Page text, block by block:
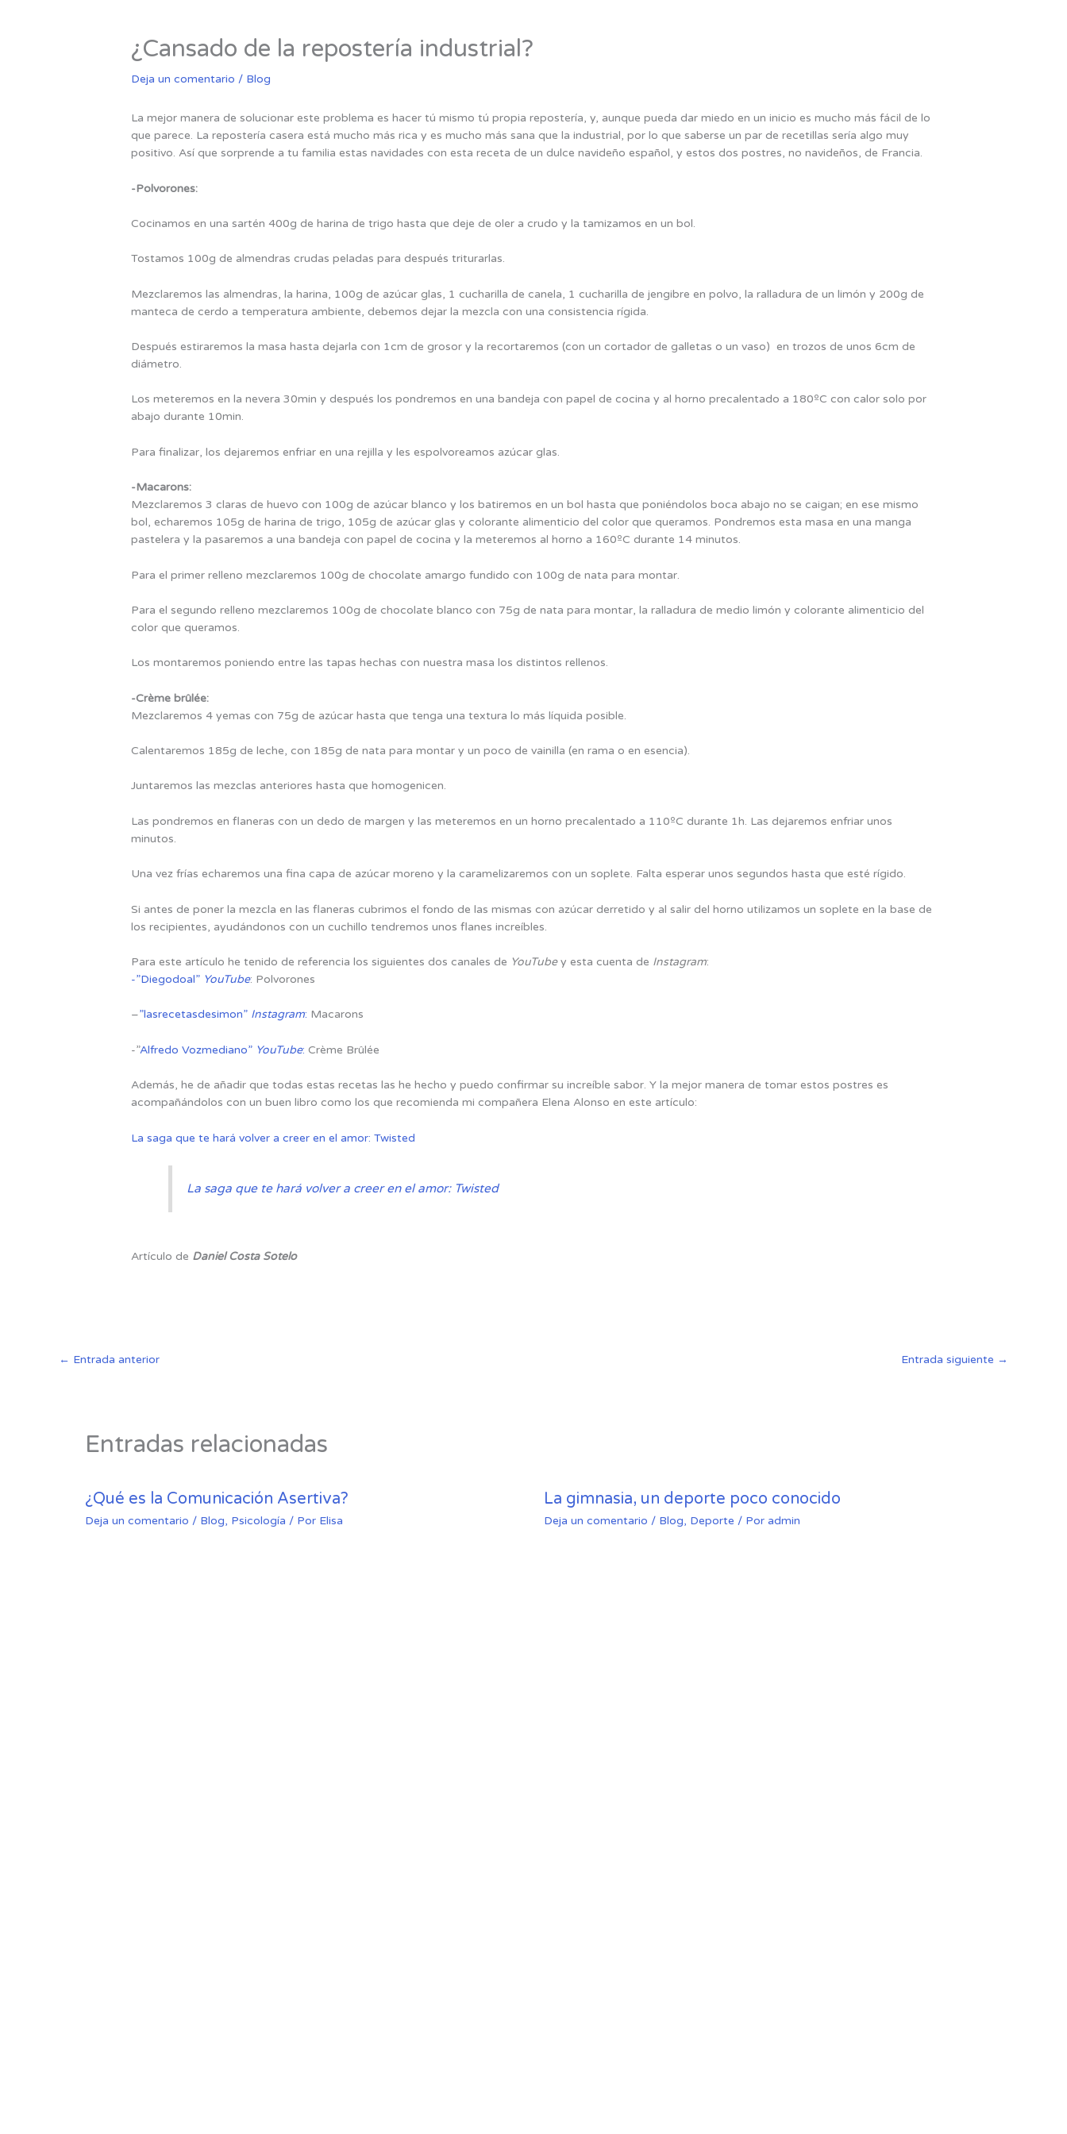
¿Cansado de la repostería industrial?
Deja un comentario / Blog
La mejor manera de solucionar este problema es hacer tú mismo tú propia repostería, y, aunque pueda dar miedo en un inicio es mucho más fácil de lo
que parece. La repostería casera está mucho más rica y es mucho más sana que la industrial, por lo que saberse un par de recetillas sería algo muy
positivo. Así que sorprende a tu familia estas navidades con esta receta de un dulce navideño español, y estos dos postres, no navideños, de Francia.
-Polvorones:
Cocinamos en una sartén 400g de harina de trigo hasta que deje de oler a crudo y la tamizamos en un bol.
Tostamos 100g de almendras crudas peladas para después triturarlas.
Mezclaremos las almendras, la harina, 100g de azúcar glas, 1 cucharilla de canela, 1 cucharilla de jengibre en polvo, la ralladura de un limón y 200g de
manteca de cerdo a temperatura ambiente, debemos dejar la mezcla con una consistencia rígida.
Después estiraremos la masa hasta dejarla con 1cm de grosor y la recortaremos (con un cortador de galletas o un vaso) en trozos de unos 6cm de
diámetro.
Los meteremos en la nevera 30min y después los pondremos en una bandeja con papel de cocina y al horno precalentado a 180ºC con calor solo por
abajo durante 10min.
Para finalizar, los dejaremos enfriar en una rejilla y les espolvoreamos azúcar glas.
-Macarons:
Mezclaremos 3 claras de huevo con 100g de azúcar blanco y los batiremos en un bol hasta que poniéndolos boca abajo no se caigan; en ese mismo
bol, echaremos 105g de harina de trigo, 105g de azúcar glas y colorante alimenticio del color que queramos. Pondremos esta masa en una manga
pastelera y la pasaremos a una bandeja con papel de cocina y la meteremos al horno a 160ºC durante 14 minutos.
Para el primer relleno mezclaremos 100g de chocolate amargo fundido con 100g de nata para montar.
Para el segundo relleno mezclaremos 100g de chocolate blanco con 75g de nata para montar, la ralladura de medio limón y colorante alimenticio del
color que queramos.
Los montaremos poniendo entre las tapas hechas con nuestra masa los distintos rellenos.
-Crème brûlée:
Mezclaremos 4 yemas con 75g de azúcar hasta que tenga una textura lo más líquida posible.
Calentaremos 185g de leche, con 185g de nata para montar y un poco de vainilla (en rama o en esencia).
Juntaremos las mezclas anteriores hasta que homogenicen.
Las pondremos en flaneras con un dedo de margen y las meteremos en un horno precalentado a 110ºC durante 1h. Las dejaremos enfriar unos
minutos.
Una vez frías echaremos una fina capa de azúcar moreno y la caramelizaremos con un soplete. Falta esperar unos segundos hasta que esté rígido.
Si antes de poner la mezcla en las flaneras cubrimos el fondo de las mismas con azúcar derretido y al salir del horno utilizamos un soplete en la base de
los recipientes, ayudándonos con un cuchillo tendremos unos flanes increíbles.
Para este artículo he tenido de referencia los siguientes dos canales de YouTubey esta cuenta de Instagram:
-”Diegodoal” YouTube: Polvorones
–”lasrecetasdesimon” Instagram: Macarons
-”Alfredo Vozmediano” YouTube:Crème Brûlée
Además, he de añadir que todas estas recetas las he hecho y puedo confirmar su increíble sabor. Y la mejor manera de tomar estos postres es
acompañándolos con un buen libro como los que recomienda mi compañera Elena Alonso en este artículo:
La saga que te hará volver a creer en el amor: Twisted
La saga que te hará volver a creer en el amor: Twisted
Artículo de Daniel Costa Sotelo
← Entrada anterior Entrada siguiente →
Entradas relacionadas
¿Qué es la Comunicación Asertiva?
Deja un comentario / Blog, Psicología / Por Elisa
La gimnasia, un deporte poco conocido
Deja un comentario / Blog, Deporte / Por admin